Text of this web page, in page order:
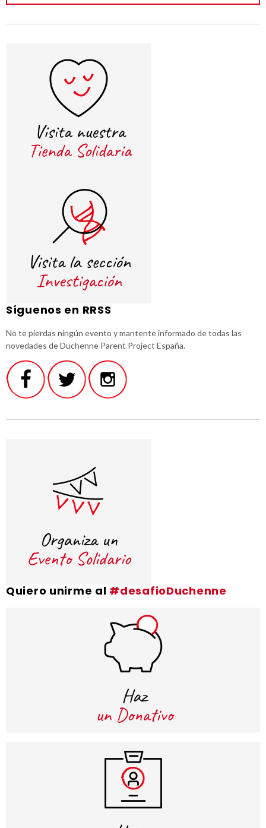
Síguenos en RRSS
No te pierdas ningún evento y mantente informado de todas las
novedades de Duchenne Parent Project España.
Quiero unirme al #desafioDuchenne